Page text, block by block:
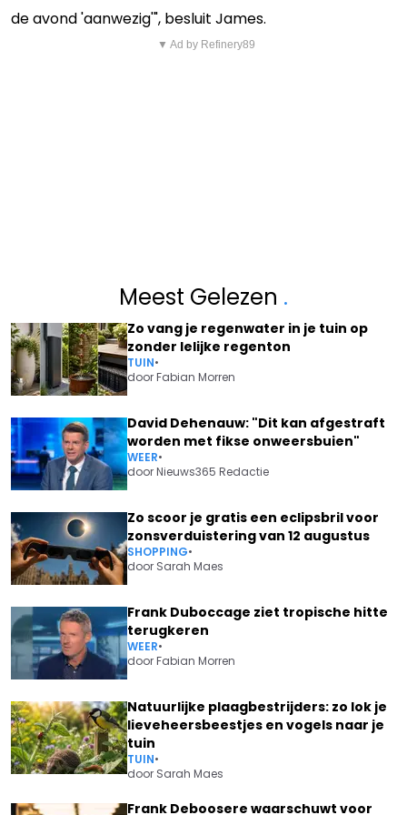
de avond 'aanwezig'", besluit James.
▼ Ad by Refinery89
Meest Gelezen .
Zo vang je regenwater in je tuin op
zonder lelijke regenton
TUIN•
doorFabian Morren
David Dehenauw: "Dit kan afgestraft
worden met fikse onweersbuien"
WEER•
doorNieuws365 Redactie
Zo scoor je gratis een eclipsbril voor
zonsverduistering van 12 augustus
SHOPPING•
door Sarah Maes
Frank Duboccage ziet tropische hitte
terugkeren
WEER•
doorFabian Morren
Natuurlijke plaagbestrijders: zo lok je
lieveheersbeestjes en vogels naar je
tuin
TUIN•
door Sarah Maes
Frank Deboosere waarschuwt voor